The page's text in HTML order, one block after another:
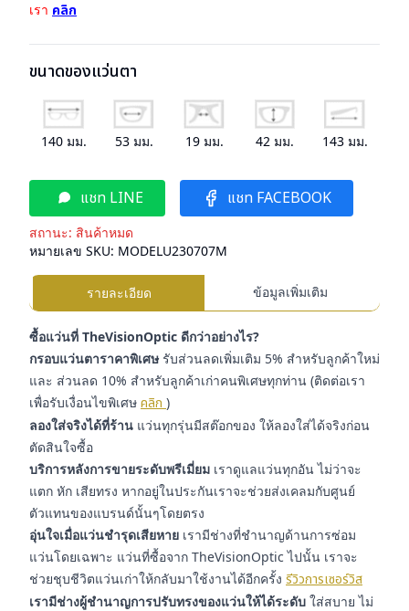
เรา คลิก
ขนาดของแว่นตา
140 มม. 53 มม. 19มม. 42มม. 143มม.
แชท LINE แชท FACEBOOK
สถานะ: สินค้าหมด
หมายเลข SKU: MODELU230707M
รายละเอียด ข้อมูลเพิ่มเติม
ซื้อแว่นที่ TheVisionOptic ดีกว่าอย่างไร?
กรอบแว่นตาราคาพิเศษ รับส่วนลดเพิ่มเติม 5% สำหรับลูกค้าใหม่
และ ส่วนลด 10% สำหรับลูกค้าเก่าคนพิเศษทุกท่าน (ติดต่อเรา
เพื่อรับเงื่อนไขพิเศษ คลิก )
ลองใส่จริงได้ที่ร้าน แว่นทุกรุ่นมีสต๊อกของ ให้ลองใส่ได้จริงก่อน
ตัดสินใจซื้อ
บริการหลังการขายระดับพรีเมี่ยม เราดูแลแว่นทุกอัน ไม่ว่าจะ
แตก หัก เสียทรง หากอยู่ในประกันเราจะช่วยส่งเคลมกับศูนย์
ตัวแทนของแบรนด์นั้นๆโดยตรง
อุ่นใจเมื่อแว่นชำรุดเสียหาย เรามีช่างที่ชำนาญด้านการซ่อม
แว่นโดยเฉพาะ แว่นที่ซื้อจาก TheVisionOptic ไปนั้น เราจะ
ช่วยชุบชีวิตแว่นเก่าให้กลับมาใช้งานได้อีกครั้ง รีวิวการเซอร์วิส
เรามีช่างผู้ชำนาญการปรับทรงของแว่นให้ได้ระดับ ใส่สบาย ไม่